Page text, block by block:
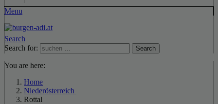
Menu
Search
Search for:
Search
You are here:
Home
Niederösterreich
Rottal